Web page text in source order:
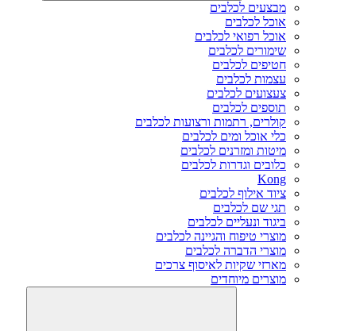
מבצעים לכלבים
אוכל לכלבים
אוכל רפואי לכלבים
שימורים לכלבים
חטיפים לכלבים
עצמות לכלבים
צעצועים לכלבים
תוספים לכלבים
קולרים, רתמות ורצועות לכלבים
כלי אוכל ומים לכלבים
מיטות ומזרנים לכלבים
כלובים וגדרות לכלבים
Kong
ציוד אילוף לכלבים
תגי שם לכלבים
ביגוד ונעליים לכלבים
מוצרי טיפוח והגיינה לכלבים
מוצרי הדברה לכלבים
מארזי שקיות לאיסוף צרכים
מוצרים מיוחדים